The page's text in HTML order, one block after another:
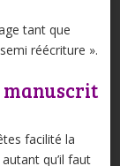
tant que
réécriture ».
manuscrit
facilité la
qu’il faut